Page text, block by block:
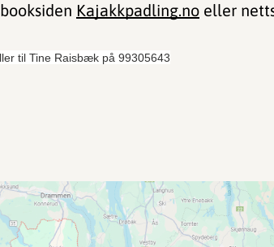
Kajakkpadling.no eller
til Tine Raisbæk på 99305643